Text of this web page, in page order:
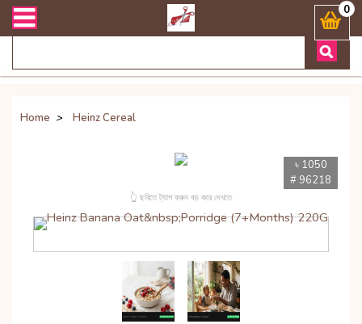
ডেলিভারী সংক্রান্ত যেকোনো জিজ্ঞাসায় কল করুনঃ ( Whatsapp ) 0
Home > Heinz Cereal
৳ 1050
# 96218
👆 ছবিতে ট্যাপ করুন বড় করে দেখতে